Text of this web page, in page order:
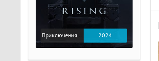
Приключения / Экшен 2024